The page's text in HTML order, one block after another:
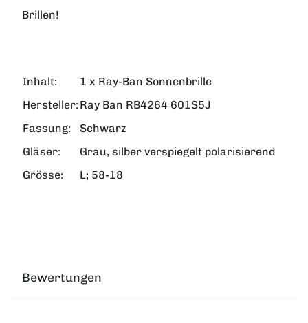
Brillen!
Inhalt:
1 x Ray-Ban Sonnenbrille
Hersteller: Ray Ban RB4264 601S5J
Fassung:
Schwarz
Gläser:
Grau, silber verspiegelt polarisierend
Grösse:
L; 58-18
Bewertungen